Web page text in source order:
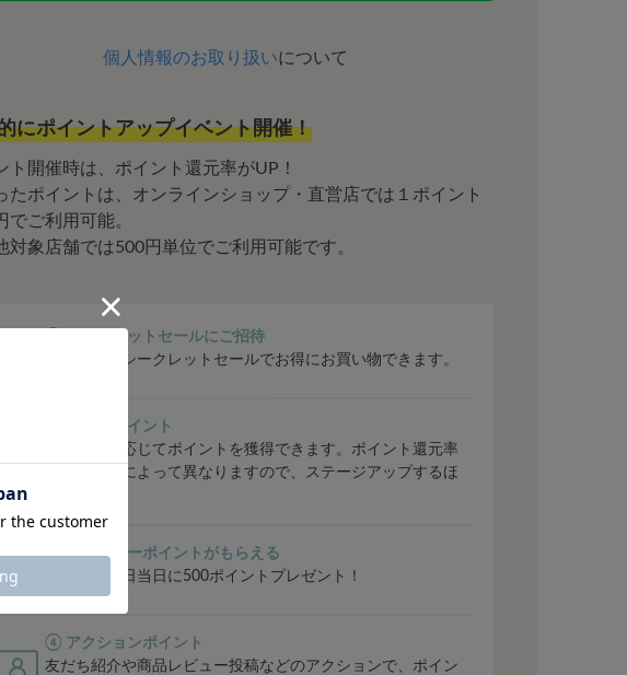
個人情報のお取り扱いについて
にポイントアップイベント開催！
ト開催時は、ポイント還元率がUP！
たポイントは、オンラインショップ・直営店では１ポイント
でご利用可能。
対象店舗では500円単位でご利用可能です。
① シークレットセールにご招待
会員限定のシークレットセールでお得にお買い物できます。
② ご購入ポイント
購入金額に応じてポイントを獲得できます。ポイント還元率
はステージによって異なりますので、ステージアップするほ
③ バースデーポイントがもらえる
毎年お誕生日当日に500ポイントプレゼント！
④ アクションポイント
友だち紹介や商品レビュー投稿などのアクションで、ポイン